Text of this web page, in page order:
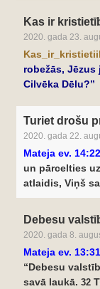
Kas ir
2020. gada 23.
robežās, Jēzus
Cilvēka
Turiet drošu
2020. gada 22.
Mateja ev.
un pārcelties
atlaidis, Viņš
Debesu
2020. gada 8.
Mateja ev.
“Debesu
savā laukā. 32